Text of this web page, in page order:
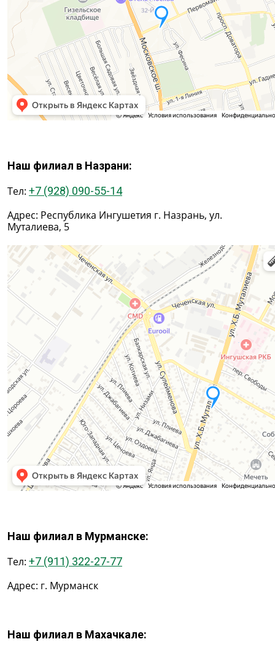
Наш филиал в Назрани:
Тел: +7 (928) 090-55-14
Адрес: Республика Ингушетия г. Назрань, ул.
Муталиева, 5
Наш филиал в Мурманске:
Тел: +7 (911) 322-27-77
Адрес: г. Мурманск
Наш филиал в Махачкале: